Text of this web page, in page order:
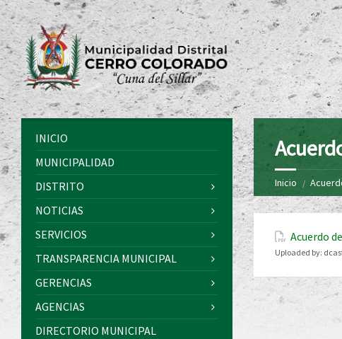
Inicio
Acuerdo
Uploaded by:
INICIO
MUNICIPALIDAD
DISTRITO
NOTICIAS
SERVICIOS
TRANSPARENCIA MUNICIPAL
GERENCIAS
AGENCIAS
DIRECTORIO MUNICIPAL